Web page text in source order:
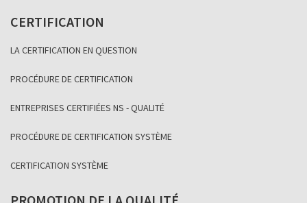
CERTIFICATION
LA CERTIFICATION EN QUESTION
PROCÉDURE DE CERTIFICATION
ENTREPRISES CERTIFIÉES NS - QUALITÉ
PROCÉDURE DE CERTIFICATION SYSTÈME
CERTIFICATION SYSTÈME
PROMOTION DE LA QUALITÉ